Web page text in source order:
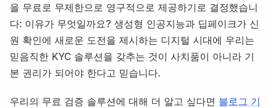
을 무료로 무제한으로 영구적으로 제공하기로 결정했습니
다: 이유가 무엇일까요? 생성형 인공지능과 딥페이크가 신
원 확인에 새로운 도전을 제시하는 디지털 시대에 우리는
믿음직한 KYC 솔루션을 갖추는 것이 사치품이 아니라 기
본 권리가 되어야 한다고 믿습니다.
우리의 무료 검증 솔루션에 대해 더 알고 싶다면 블로그 기